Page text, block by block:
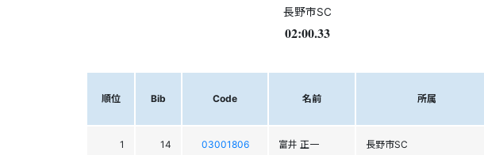
長野市SC
02:00.33
順位 Bib Code 名前 所属
1 14 03001806 富井 正一 長野市SC